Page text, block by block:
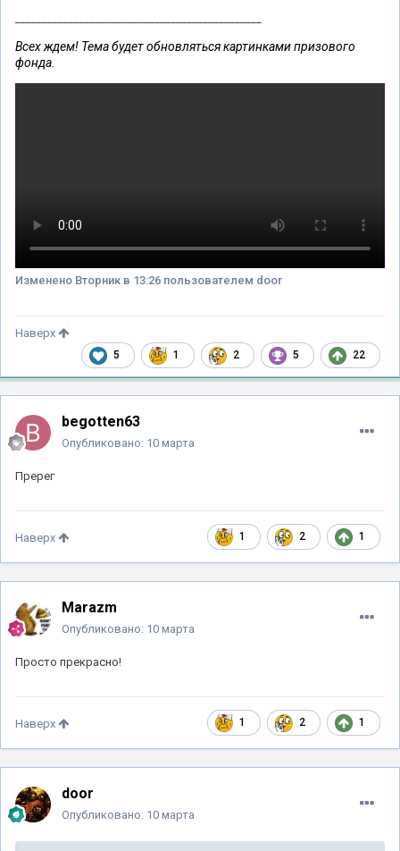
Всех ждем! Тема будет обновляться картинками призового
фонда.
Изменено Вторник в 13:26 пользователем door
5 1 2 5 22
Наверх
begotten63
Опубликовано: 10 марта
Пререг
1 2 1
Наверх
Marazm
Опубликовано: 10 марта
Просто прекрасно!
1 2 1
Наверх
door
Опубликовано: 10 марта